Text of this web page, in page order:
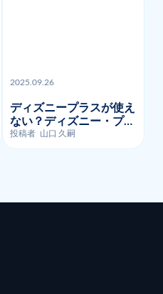
2025.09.26
ディズニープラスが使え
ない？ディズニー・プラ
スのよくあるエラーコー
ドとそのトラブルシュー
投稿者 山口 久嗣